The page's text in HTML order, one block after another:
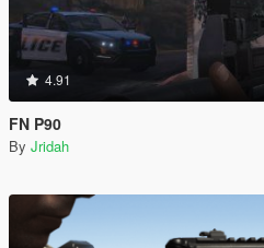
4.91
FN P90
By Jridah